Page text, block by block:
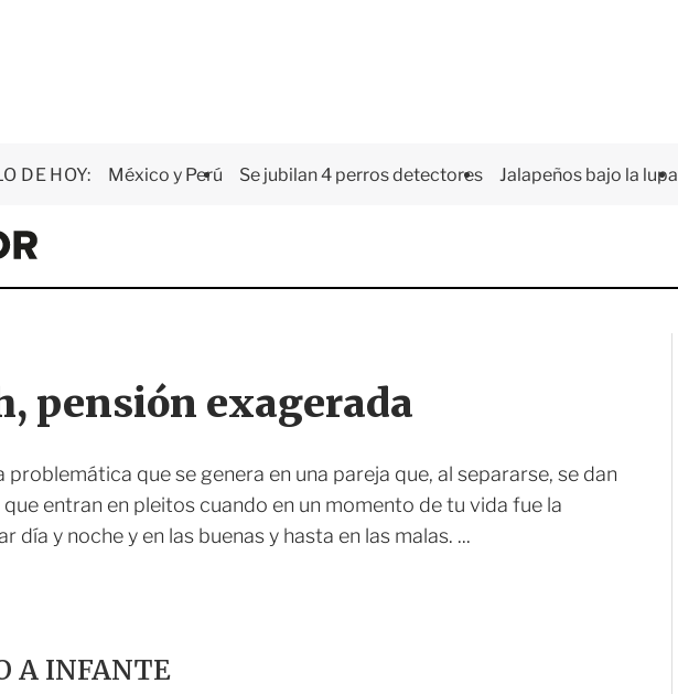
DE HOY: México y Perú Se jubilan 4 perros detectores Jalapeños bajo la lupa
E
x
e
r
pensión exagerada
que se genera en una pareja que, al separarse, se dan
entran en pleitos cuando en un momento de tu vida fue la
día y noche y en las buenas y hasta en las malas. ...
A INFANTE